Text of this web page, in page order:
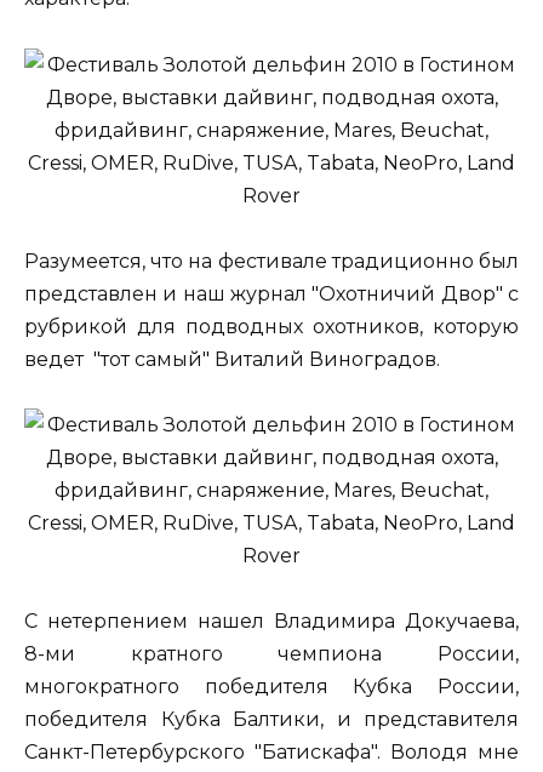
Разумеется, что на фестивале традиционно был
представлен и наш журнал "Охотничий Двор" с
рубрикой для подводных охотников, которую
ведет "тот самый" Виталий Виноградов.
С нетерпением нашел Владимира Докучаева,
8-ми кратного чемпиона России,
многократного победителя Кубка России,
победителя Кубка Балтики, и представителя
Санкт-Петербурского "Батискафа". Володя мне